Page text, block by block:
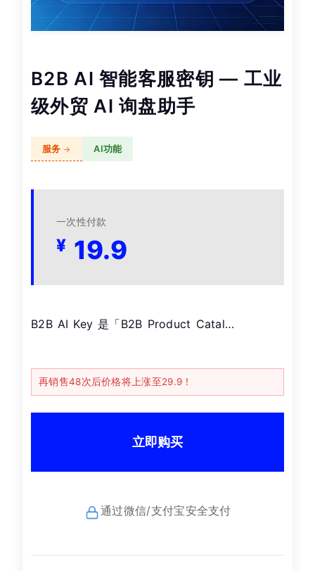
B2B AI 智能客服密钥 — 工业
级外贸 AI 询盘助手
服务 AI功能
一次性付款
¥ 19.9
B2B AI Key 是「B2B Product Catal…
再销售48次后价格将上涨至29.9！
立即购买
通过微信/支付宝安全支付